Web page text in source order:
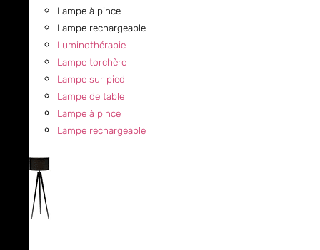
Lampe à pince
Lampe rechargeable
Luminothérapie
Lampe torchère
Lampe sur pied
Lampe de table
Lampe à pince
Lampe rechargeable